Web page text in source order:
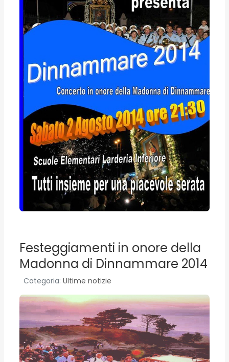
Festeggiamenti in onore della
Madonna di Dinnammare 2014
Categoria: Ultime notizie